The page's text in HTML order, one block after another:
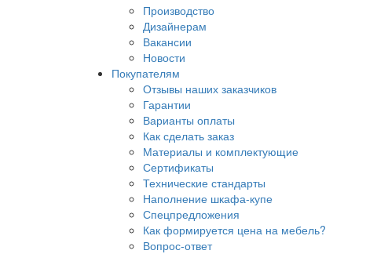
Производство
Дизайнерам
Вакансии
Новости
Покупателям
Отзывы наших заказчиков
Гарантии
Варианты оплаты
Как сделать заказ
Материалы и комплектующие
Сертификаты
Технические стандарты
Наполнение шкафа-купе
Спецпредложения
Как формируется цена на мебель?
Вопрос-ответ